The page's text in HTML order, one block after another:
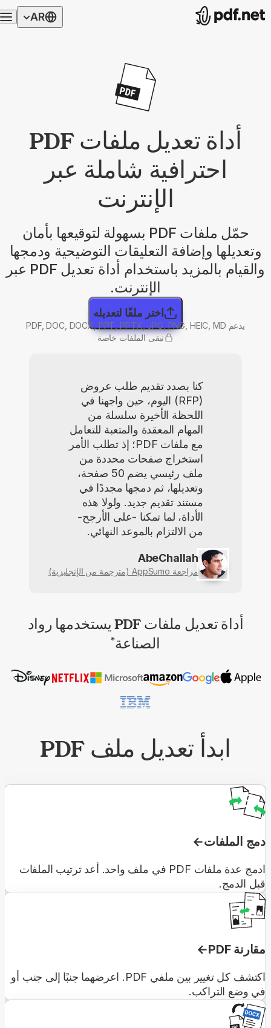
AR
أداة تعديل ملفات PDF
احترافية شاملة عبر
الإنترنت
حمّل ملفات PDF بسهولة لتوقيعها بأمان
وتعديلها وإضافة التعليقات التوضيحية ودمجها
والقيام بالمزيد باستخدام أداة تعديل PDF عبر
الإنترنت.
اختر ملفًا لتعديله
يدعم PDF, DOC, DOCX, PPT, PPTX, JPG, PNG, HEIC, MD
تبقى الملفات خاصة
كنا بصدد تقديم طلب عروض
(RFP) اليوم، حين واجهنا في
اللحظة الأخيرة سلسلة من
المهام المعقدة والمتعبة للتعامل
مع ملفات PDF؛ إذ تطلب الأمر
استخراج صفحات محددة من
ملف رئيسي يضم 50 صفحة،
وتعديلها، ثم دمجها مجددًا في
مستند تقديم جديد. ولولا هذه
الأداة، لما تمكنا -على الأرجح-
من الالتزام بالموعد النهائي.
AbeChallah
مراجعة AppSumo (مترجمة من الإنجليزية)
أداة تعديل ملفات PDF يستخدمها رواد
الصناعة*
ابدأ تعديل ملف PDF
دمج الملفات
ادمج عدة ملفات PDF في ملف واحد. أعد ترتيب الملفات
قبل الدمج.
مقارنة PDF
اكتشف كل تغيير بين ملفي PDF. اعرضهما جنبًا إلى جنب أو
في وضع التراكب.